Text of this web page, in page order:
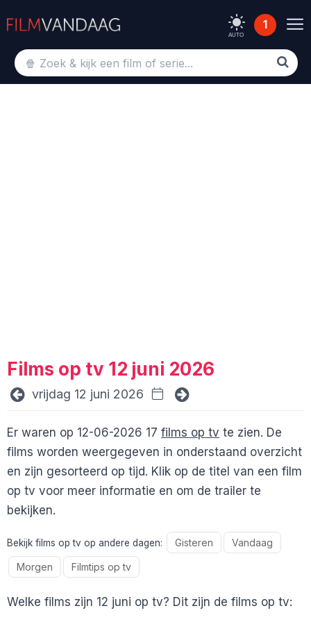
AUTO
1
Films op tv 12 juni 2026
vrijdag 12 juni 2026
Er waren op 12-06-2026 17 films op tv te zien. De
films worden weergegeven in onderstaand overzicht
en zijn gesorteerd op tijd. Klik op de titel van een film
op tv voor meer informatie en om de trailer te
bekijken.
Bekijk films op tv op andere dagen: Gisteren Vandaag
Morgen Filmtips op tv
Welke films zijn 12 juni op tv? Dit zijn de films op tv: